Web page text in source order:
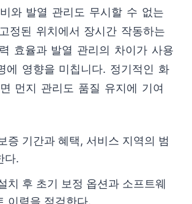
와 발열 관리도 무시할 수 없는
정된 위치에서 장시간 작동하는
효율과 발열 관리의 차이가 사용
에 영향을 미칩니다. 정기적인 화
먼지 관리도 품질 유지에 기여
증 기간과 혜택, 서비스 지역의 범
다.
치 후 초기 보정 옵션과 소프트웨
이력을 점검한다.